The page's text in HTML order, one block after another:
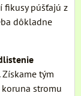
fikusy púšťajú z
dôkladne
tým
stromu